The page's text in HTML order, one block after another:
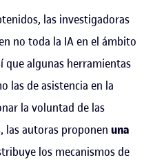
las investigadoras
no toda la IA en el ámbito
que algunas herramientas
las de asistencia en la
la voluntad de las
las autoras proponen una
los mecanismos de